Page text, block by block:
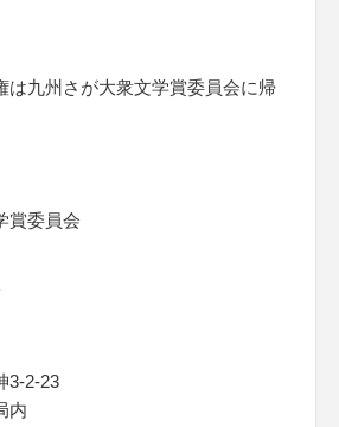
は九州さが大衆文学賞委員会に帰
賞委員会
3-2-23
内